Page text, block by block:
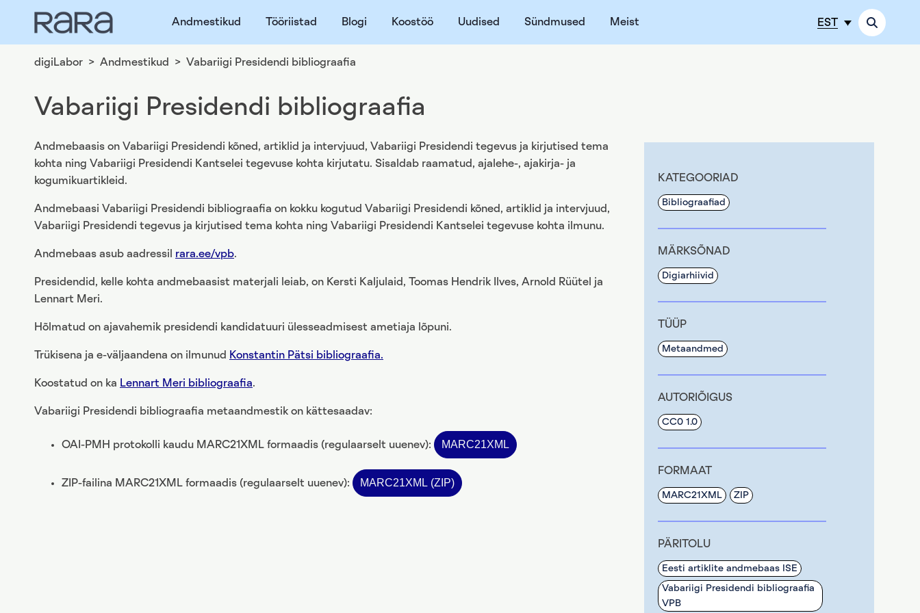
Andmestikud Tööriistad Blogi Koostöö Uudised Sündmused Meist EST
digiLabor > Andmestikud > Vabariigi Presidendi bibliograafia
Vabariigi Presidendi bibliograafia
Andmebaasis on Vabariigi Presidendi kõned, artiklid ja intervjuud, Vabariigi Presidendi tegevus ja kirjutised tema
kohta ning Vabariigi Presidendi Kantselei tegevuse kohta kirjutatu. Sisaldab raamatud, ajalehe-, ajakirja- ja
kogumikuartikleid.
Andmebaasi Vabariigi Presidendi bibliograafia on kokku kogutud Vabariigi Presidendi kõned, artiklid ja intervjuud,
Vabariigi Presidendi tegevus ja kirjutised tema kohta ning Vabariigi Presidendi Kantselei tegevuse kohta ilmunu.
Andmebaas asub aadressil rara.ee/vpb.
Presidendid, kelle kohta andmebaasist materjali leiab, on Kersti Kaljulaid, Toomas Hendrik Ilves, Arnold Rüütel ja
Lennart Meri.
Hõlmatud on ajavahemik presidendi kandidatuuri ülesseadmisest ametiaja lõpuni.
Trükisena ja e-väljaandena on ilmunud Konstantin Pätsi bibliograafia.
Koostatud on ka Lennart Meri bibliograafia.
Vabariigi Presidendi bibliograafia metaandmestik on kättesaadav:
OAI-PMH protokolli kaudu MARC21XML formaadis (regulaarselt uuenev): MARC21XML
ZIP-failina MARC21XML formaadis (regulaarselt uuenev): MARC21XML (ZIP)
KATEGOORIAD
Bibliograafiad
MÄRKSÕNAD
Digiarhiivid
TÜÜP
Metaandmed
AUTORIÕIGUS
CC0 1.0
FORMAAT
MARC21XML ZIP
PÄRITOLU
Eesti artiklite andmebaas ISE
Vabariigi Presidendi bibliograafia
VPB